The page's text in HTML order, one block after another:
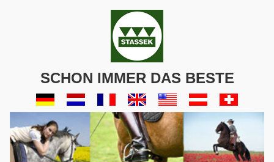
SCHON IMMER DAS BESTE